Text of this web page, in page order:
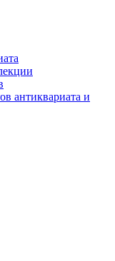
антиквариата и